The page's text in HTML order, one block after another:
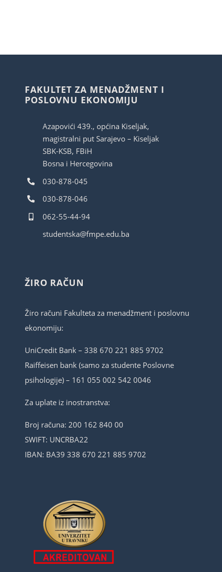
FAKULTET ZA MENADŽMENT I
POSLOVNU EKONOMIJU
Azapovići 439., općina Kiseljak,
magistralni put Sarajevo – Kiseljak
SBK-KSB, FBiH
Bosna i Hercegovina
030-878-045
030-878-046
062-55-44-94
studentska@fmpe.edu.ba
ŽIRO RAČUN
Žiro računi Fakulteta za menadžment i poslovnu
ekonomiju:
UniCredit Bank – 338 670 221 885 9702
Raiffeisen bank (samo za studente Poslovne
psihologije) – 161 055 002 542 0046
Za uplate iz inostranstva:
Broj računa: 200 162 840 00
SWIFT: UNCRBA22
IBAN: BA39 338 670 221 885 9702